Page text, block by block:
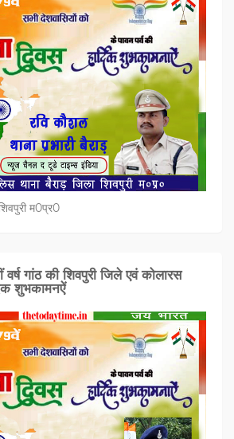
म0प्र0
गांठ की शिवपुरी जिले एवं कोलारस
शुभकामनऐं